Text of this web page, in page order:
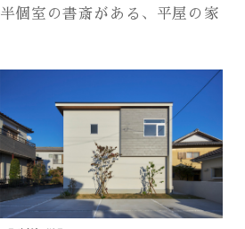
半個室の書斎がある、平屋の家